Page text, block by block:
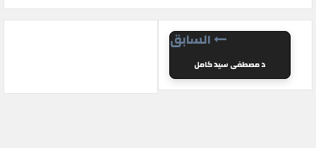
السابق
د مصطفى سيد كامل